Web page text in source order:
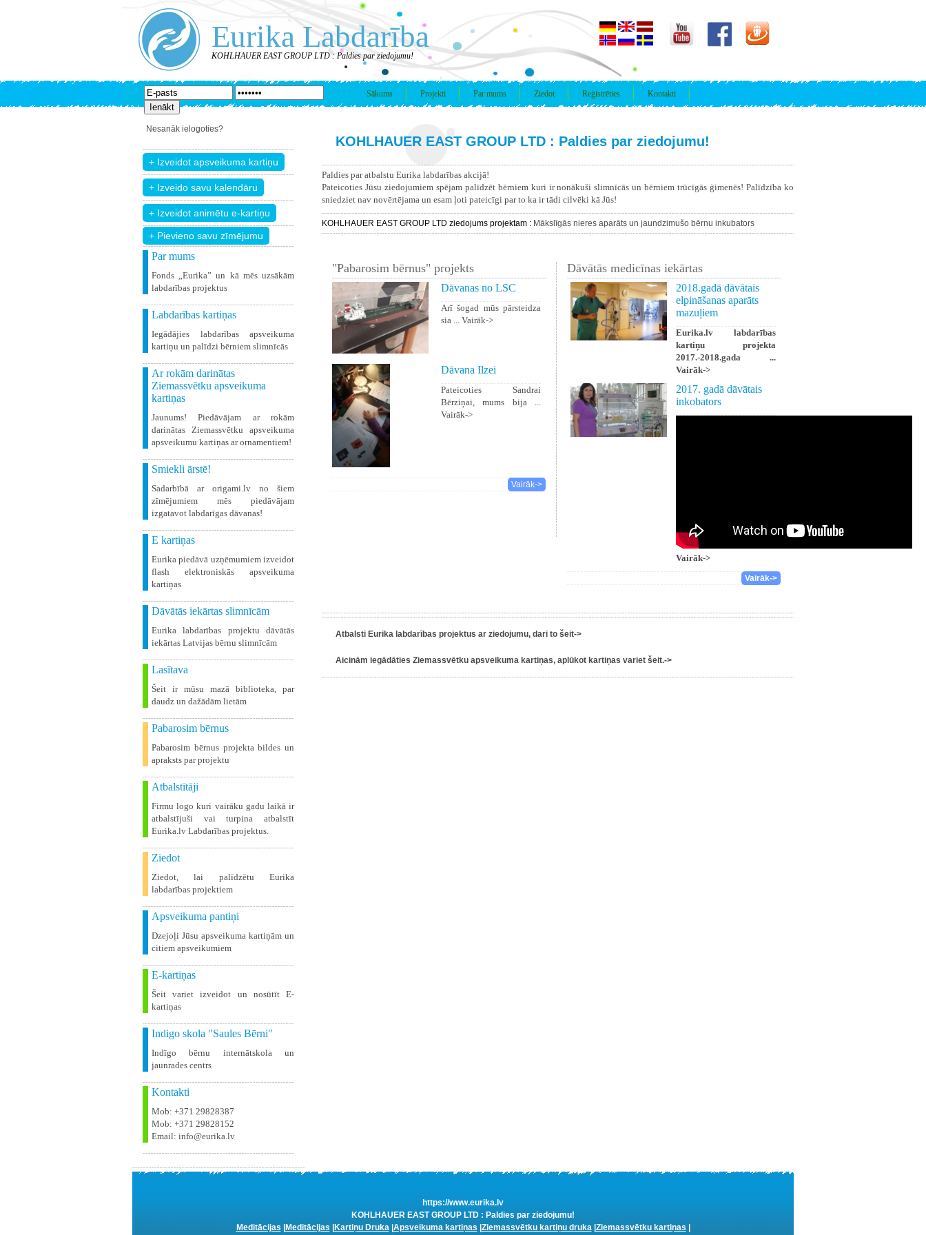
Eurika Labdarība
KOHLHAUER EAST GROUP LTD : Paldies par ziedojumu!
Sākums Projekti Par mums Ziedot Reģistrēties Kontakti
Nesanāk ielogoties?
+ Pievieno savu zīmējumu
Par mums
Fonds „Eurika” un kā mēs uzsākām
labdarības projektus
Labdarības kartiņas
Iegādājies labdarības apsveikuma
kartiņu un palīdzi bērniem slimnīcās
Ar rokām darinātas
Ziemassvētku apsveikuma
kartiņas
Jaunums! Piedāvājam ar rokām
darinātas Ziemassvētku apsveikuma
apsveikumu kartiņas ar ornamentiem!
Smiekli ārstē!
Sadarbībā ar origami.lv no šiem
zīmējumiem mēs piedāvājam
izgatavot labdarīgas dāvanas!
E kartiņas
Eurika piedāvā uzņēmumiem izveidot
flash elektroniskās apsveikuma
kartiņas
Dāvātās iekārtas slimnīcām
Eurika labdarības projektu dāvātās
iekārtas Latvijas bērnu slimnīcām
Lasītava
Šeit ir mūsu mazā biblioteka, par
daudz un dažādām lietām
Pabarosim bērnus
Pabarosim bērnus projekta bildes un
apraksts par projektu
Atbalstītāji
Firmu logo kuri vairāku gadu laikā ir
atbalstījuši vai turpina atbalstīt
Eurika.lv Labdarības projektus.
Ziedot
Ziedot, lai palīdzētu Eurika
labdarības projektiem
Apsveikuma pantiņi
Dzejoļi Jūsu apsveikuma kartiņām un
citiem apsveikumiem
E-kartiņas
Šeit variet izveidot un nosūtīt E-
kartiņas
Indigo skola "Saules Bērni"
Indīgo bērnu internātskola un
jaunrades centrs
Kontakti
Mob: +371 29828387
Mob: +371 29828152
Email: info@eurika.lv
KOHLHAUER EAST GROUP LTD : Paldies par ziedojumu!
Paldies par atbalstu Eurika labdarības akcijā!
Pateicoties Jūsu ziedojumiem spējam palīdzēt bērniem kuri ir nonākuši slimnīcās un bērniem trūcīgās ģimenēs! Palīdzība ko
sniedziet nav novērtējama un esam ļoti pateicīgi par to ka ir tādi cilvēki kā Jūs!
KOHLHAUER EAST GROUP LTD ziedojums projektam : Mākslīgās nieres aparāts un jaundzimušo bērnu inkubators
"Pabarosim bērnus" projekts
Dāvanas no LSC
Arī šogad mūs pārsteidza
sia ... Vairāk->
Dāvana Ilzei
Pateicoties Sandrai
Bērziņai, mums bija ...
Vairāk->
Vairāk->
Dāvātās medicīnas iekārtas
2018.gadā dāvātais
elpināšanas aparāts
mazuļiem
Eurika.lv labdarības
kartiņu projekta
2017.-2018.gada ...
Vairāk->
2017. gadā dāvātais
inkobators
Vairāk->
Vairāk->
Atbalsti Eurika labdarības projektus ar ziedojumu, dari to šeit->
Aicinām iegādāties Ziemassvētku apsveikuma kartiņas, aplūkot kartiņas variet šeit.->
https://www.eurika.lv
KOHLHAUER EAST GROUP LTD : Paldies par ziedojumu!
Meditācijas
Meditācijas Kartiņu Druka| Apsveikuma kartiņas Ziemassvētku kartiņu druka| Ziemassvētku kartiņas